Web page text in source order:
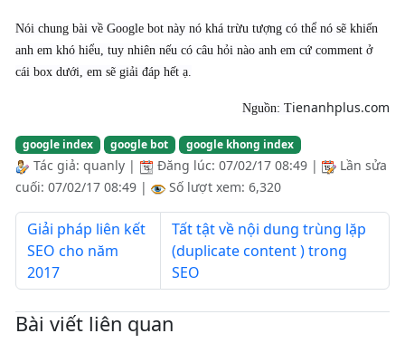
Nói chung bài về Google bot này nó khá trừu tượng có thể nó sẽ khiến
anh em khó hiểu, tuy nhiên nếu có câu hỏi nào anh em cứ comment ở
cái box dưới, em sẽ giải đáp hết ạ.
Nguồn: Tienanhplus.com
google index google bot google khong index
Tác giả: quanly | Đăng lúc: 07/02/17 08:49 |
Lần sửa
cuối: 07/02/17 08:49 | Số lượt xem: 6,320
Giải pháp liên kết
SEO cho năm
2017
Tất tật về nội dung trùng lặp
(duplicate content ) trong
SEO
Bài viết liên quan